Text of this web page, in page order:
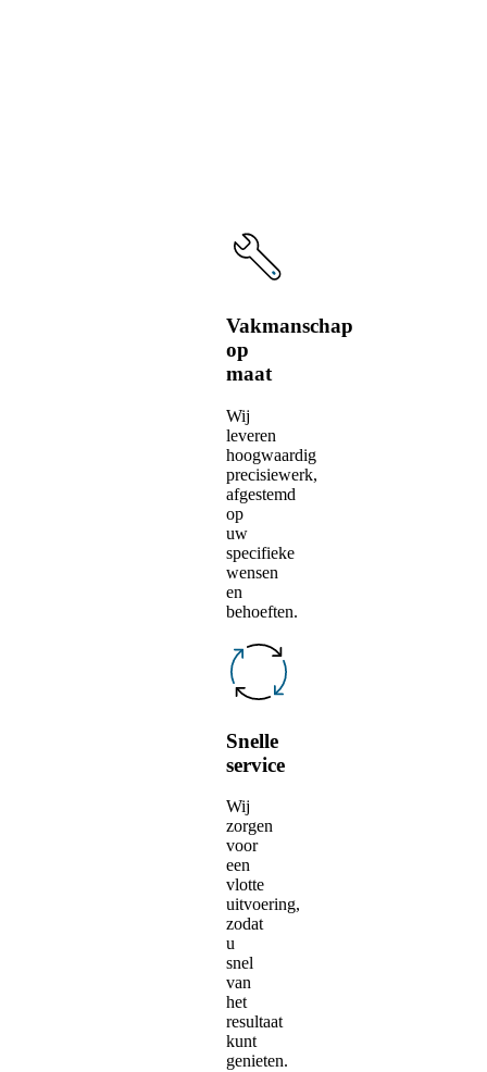
Vakmanschap
op
maat
Wij
leveren
hoogwaardig
precisiewerk,
afgestemd
op
uw
specifieke
wensen
en
behoeften.
Snelle
service
Wij
zorgen
voor
een
vlotte
uitvoering,
zodat
u
snel
van
het
resultaat
kunt
genieten.